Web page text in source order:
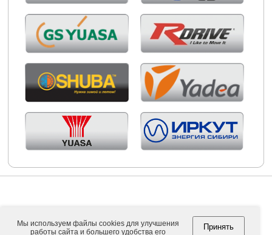
Мы используем файлы cookies для улучшения
работы сайта и большего удобства его
Принять